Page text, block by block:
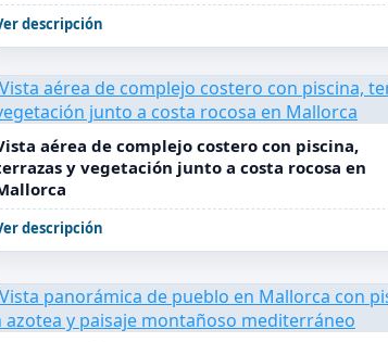
descripción
aérea de complejo costero con piscina,
y vegetación junto a costa rocosa en
descripción